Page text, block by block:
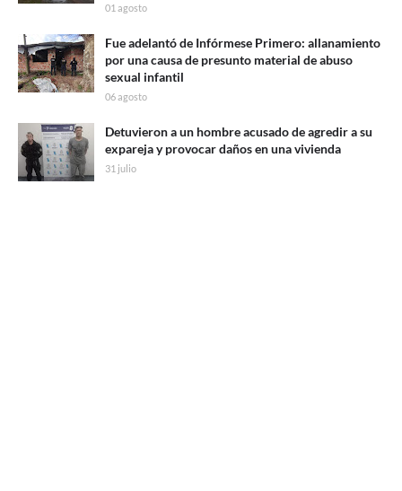
01 agosto
Fue adelantó de Infórmese Primero: allanamiento
por una causa de presunto material de abuso
sexual infantil
06 agosto
Detuvieron a un hombre acusado de agredir a su
expareja y provocar daños en una vivienda
31 julio